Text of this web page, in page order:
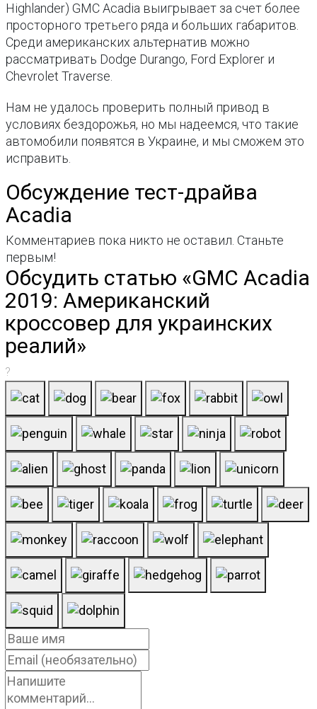
Highlander) GMC Acadia выигрывает за счет более
просторного третьего ряда и больших габаритов.
Среди американских альтернатив можно
рассматривать Dodge Durango, Ford Explorer и
Chevrolet Traverse.
Нам не удалось проверить полный привод в
условиях бездорожья, но мы надеемся, что такие
автомобили появятся в Украине, и мы сможем это
исправить.
Обсуждение тест-драйва
Acadia
Комментариев пока никто не оставил. Станьте
первым!
Обсудить статью «GMC Acadia
2019: Американский
кроссовер для украинских
реалий»
?